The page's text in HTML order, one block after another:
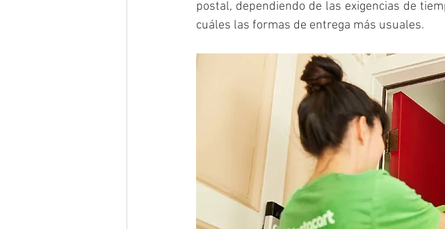
postal, dependiendo de las exigencias de
cuáles las formas de entrega más usuales.